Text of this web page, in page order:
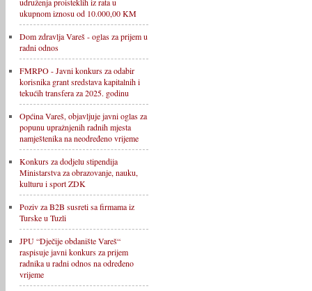
ukupnom iznosu od 10.000,00 KM
Dom zdravlja Vareš - oglas za prijem u
radni odnos
FMRPO - Javni konkurs za odabir
korisnika grant sredstava kapitalnih i
tekućih transfera za 2025. godinu
Općina Vareš, objavljuje javni oglas za
popunu upražnjenih radnih mjesta
namještenika na neodređeno vrijeme
Konkurs za dodjelu stipendija
Ministarstva za obrazovanje, nauku,
kulturu i sport ZDK
Poziv za B2B susreti sa firmama iz
Turske u Tuzli
JPU “Dječije obdanište Vareš“
raspisuje javni konkurs za prijem
radnika u radni odnos na određeno
vrijeme